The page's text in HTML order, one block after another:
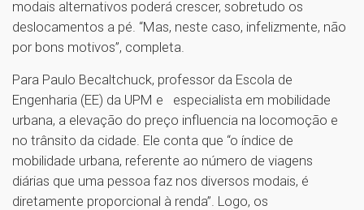
modais alternativos poderá crescer, sobretudo os
deslocamentos a pé. “Mas, neste caso, infelizmente, não
por bons motivos”, completa.
Para Paulo Becaltchuck, professor da Escola de
Engenharia (EE) da UPM e especialista em mobilidade
urbana, a elevação do preço influencia na locomoção e
no trânsito da cidade. Ele conta que “o índice de
mobilidade urbana, referente ao número de viagens
diárias que uma pessoa faz nos diversos modais, é
diretamente proporcional à renda”. Logo, os